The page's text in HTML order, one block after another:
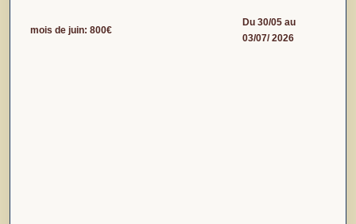
mois de juin: 800€
Du 30/05 au
03/07/ 2026